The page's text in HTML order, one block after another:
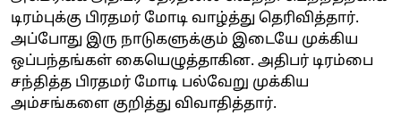
டிரம்புக்கு பிரதமர் மோடி வாழ்த்து தெரிவித்தார்.
அப்போது இரு நாடுகளுக்கும் இடையே முக்கிய
ஒப்பந்தங்கள் கையெழுத்தாகின. அதிபர் டிரம்பை
சந்தித்த பிரதமர் மோடி பல்வேறு முக்கிய
அம்சங்களை குறித்து விவாதித்தார்.